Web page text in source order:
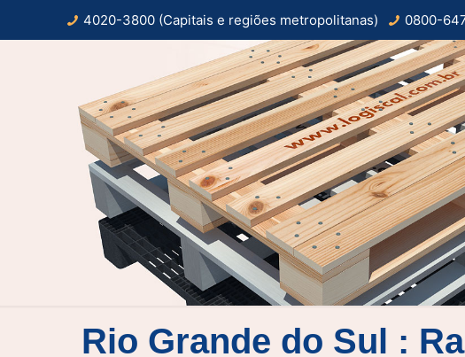
4020-3800 (Capitais e regiões metropolitanas) 0800-
Rio Grande do Sul :